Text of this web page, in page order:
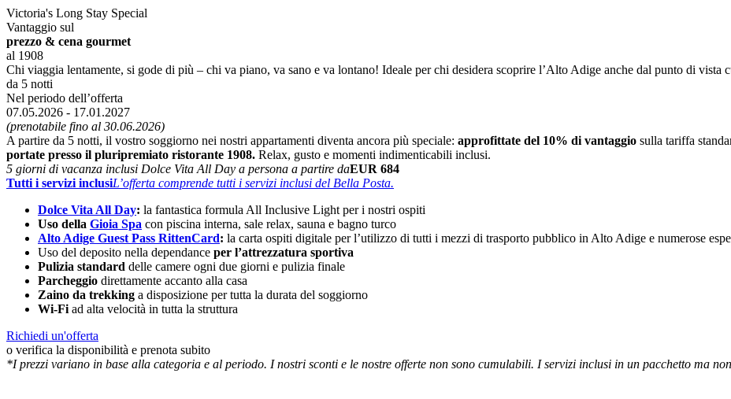
Victoria's Long Stay Special
Vantaggio sul
prezzo & cena gourmet
al 1908
Chi viaggia lentamente, si gode di più – chi va piano, va sano e va lontano! Ideale per chi desidera scoprire l’Alto Adige anche dal punto di vista
da 5 notti
Nel periodo dell’offerta
07.05.2026 - 17.01.2027
(prenotabile fino al 30.06.2026)
A partire da 5 notti, il vostro soggiorno nei nostri appartamenti diventa ancora più speciale: approfittate del 10% di vantaggio sulla tariffa
portate presso il pluripremiato ristorante 1908. Relax, gusto e momenti indimenticabili inclusi.
5 giorni di vacanza inclusi Dolce Vita All Day a persona a partire daEUR 684
Tutti i servizi inclusiL’offerta comprende tutti i servizi inclusi del Bella Posta.
Dolce Vita All Day: la fantastica formula All Inclusive Light per i nostri ospiti
Uso della Gioia Spa con piscina interna, sale relax, sauna e bagno turco
Alto Adige Guest Pass RittenCard: la carta ospiti digitale per l’utilizzo di tutti i mezzi di trasporto pubblico in Alto Adige e numerose
Uso del deposito nella dependance per l’attrezzatura sportiva
Pulizia standard delle camere ogni due giorni e pulizia finale
Parcheggio direttamente accanto alla casa
Zaino da trekking a disposizione per tutta la durata del soggiorno
Wi-Fi ad alta velocità in tutta la struttura
Richiedi un'offerta
o verifica la disponibilità e prenota subito
*I prezzi variano in base alla categoria e al periodo. I nostri sconti e le nostre offerte non sono cumulabili. I servizi inclusi in un pacchetto ma